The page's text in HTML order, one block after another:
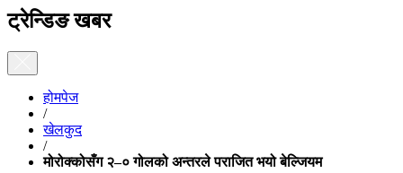
ट्रेन्डिङ खबर
होमपेज
/
खेलकुद
/
मोरोक्कोसँग २–० गोलको अन्तरले पराजित भयो बेल्जियम